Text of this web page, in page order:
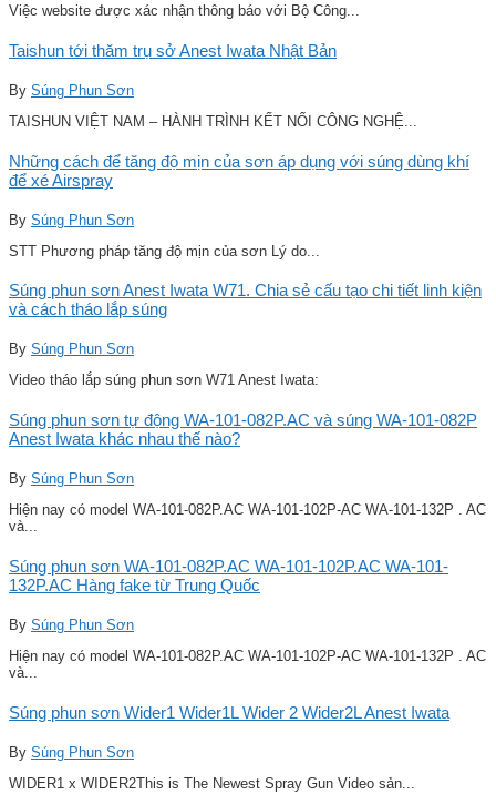
Việc website được xác nhận thông báo với Bộ Công...
Taishun tới thăm trụ sở Anest Iwata Nhật Bản
By Súng Phun Sơn
TAISHUN VIỆT NAM – HÀNH TRÌNH KẾT NỐI CÔNG NGHỆ...
Những cách để tăng độ mịn của sơn áp dụng với súng dùng khí
để xé Airspray
By Súng Phun Sơn
STT Phương pháp tăng độ mịn của sơn Lý do...
Súng phun sơn Anest Iwata W71. Chia sẻ cấu tạo chi tiết linh kiện
và cách tháo lắp súng
By Súng Phun Sơn
Video tháo lắp súng phun sơn W71 Anest Iwata:
Súng phun sơn tự động WA-101-082P.AC và súng WA-101-082P
Anest Iwata khác nhau thế nào?
By Súng Phun Sơn
Hiện nay có model WA-101-082P.AC WA-101-102P-AC WA-101-132P . AC
và...
Súng phun sơn WA-101-082P.AC WA-101-102P.AC WA-101-
132P.AC Hàng fake từ Trung Quốc
By Súng Phun Sơn
Hiện nay có model WA-101-082P.AC WA-101-102P-AC WA-101-132P . AC
và...
Súng phun sơn Wider1 Wider1L Wider 2 Wider2L Anest Iwata
By Súng Phun Sơn
WIDER1 x WIDER2This is The Newest Spray Gun Video sản...